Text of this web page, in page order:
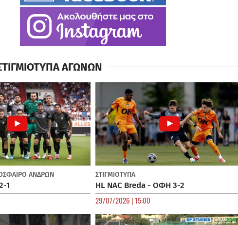
ΑΓΩΝΩΝ
ΑΝΔΡΏΝ
1
ΣΤΙΓΜΙΟΤΥΠΑ
HL NAC Breda - ΟΦΗ 3-2
29/07/2026 | 15:00